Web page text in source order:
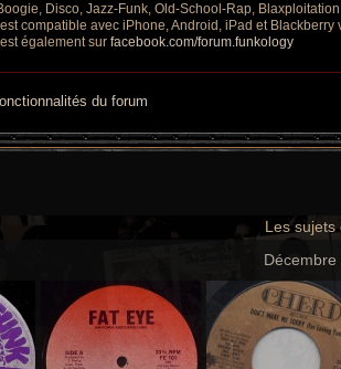
Disco, Jazz-Funk, Old-School-Rap,
compatible avec iPhone, Android, iPad et Blackberry
également sur facebook.com/forum.funkology
du forum
Les sujets